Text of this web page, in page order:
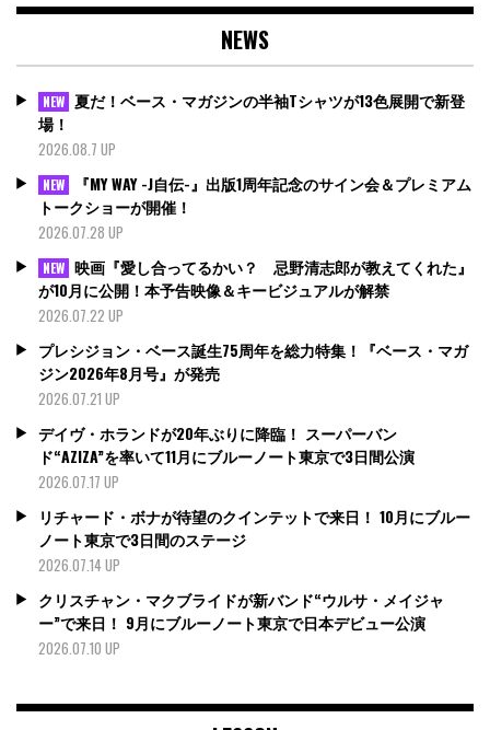
NEWS
NEW 夏だ！ベース・マガジンの半袖Tシャツが13色展開で新登
場！
2026.08.7 UP
NEW
『MY WAY -J自伝-』出版1周年記念のサイン会＆プレミアム
トークショーが開催！
2026.07.28 UP
NEW 映画『愛し合ってるかい？ 忌野清志郎が教えてくれた』
が10月に公開！本予告映像＆キービジュアルが解禁
2026.07.22 UP
プレシジョン・ベース誕生75周年を総力特集！『ベース・マガ
ジン2026年8月号』が発売
2026.07.21 UP
デイヴ・ホランドが20年ぶりに降臨！ スーパーバン
ド“AZIZA”を率いて11月にブルーノート東京で3日間公演
2026.07.17 UP
リチャード・ボナが待望のクインテットで来日！ 10月にブルー
ノート東京で3日間のステージ
2026.07.14 UP
クリスチャン・マクブライドが新バンド“ウルサ・メイジャ
ー”で来日！ 9月にブルーノート東京で日本デビュー公演
2026.07.10 UP